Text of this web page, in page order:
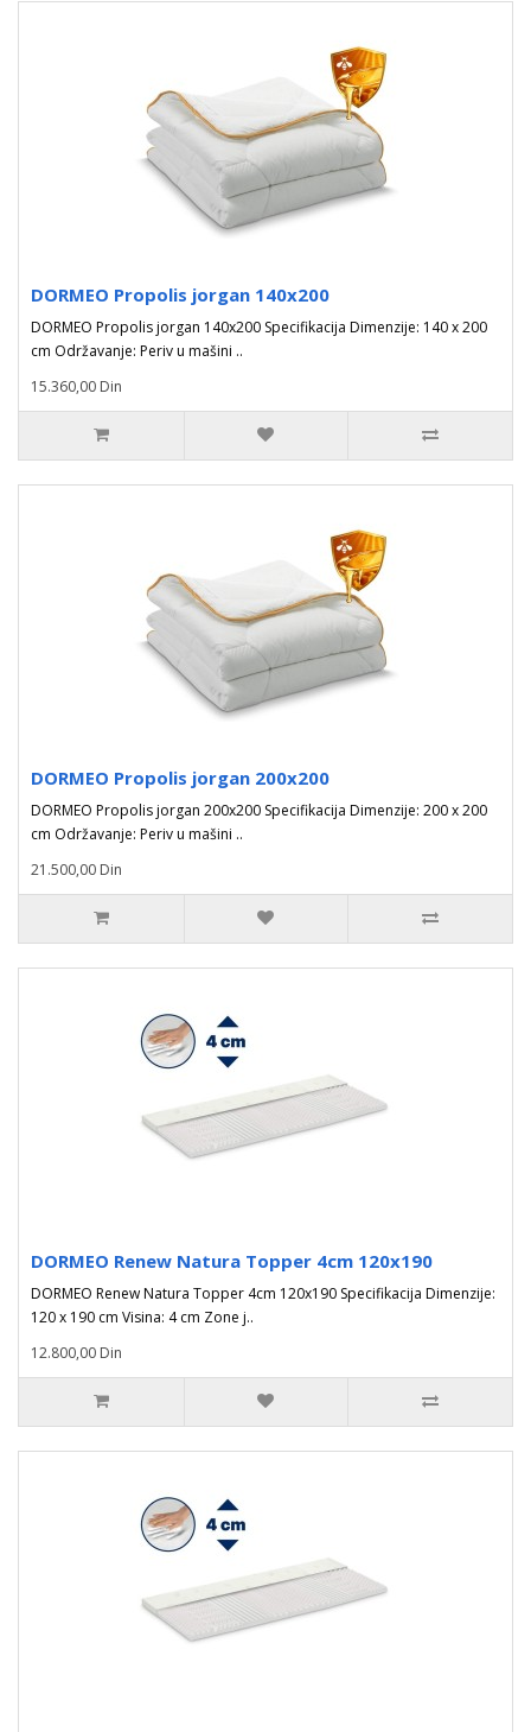
DORMEO Propolis jorgan 140x200
DORMEO Propolis jorgan 140x200 Specifikacija Dimenzije: 140 x 200
cm Održavanje: Periv u mašini ..
15.360,00 Din
DORMEO Propolis jorgan 200x200
DORMEO Propolis jorgan 200x200 Specifikacija Dimenzije: 200 x 200
cm Održavanje: Periv u mašini ..
21.500,00 Din
DORMEO Renew Natura Topper 4cm 120x190
DORMEO Renew Natura Topper 4cm 120x190 Specifikacija Dimenzije:
120 x 190 cm Visina: 4 cm Zone j..
12.800,00 Din